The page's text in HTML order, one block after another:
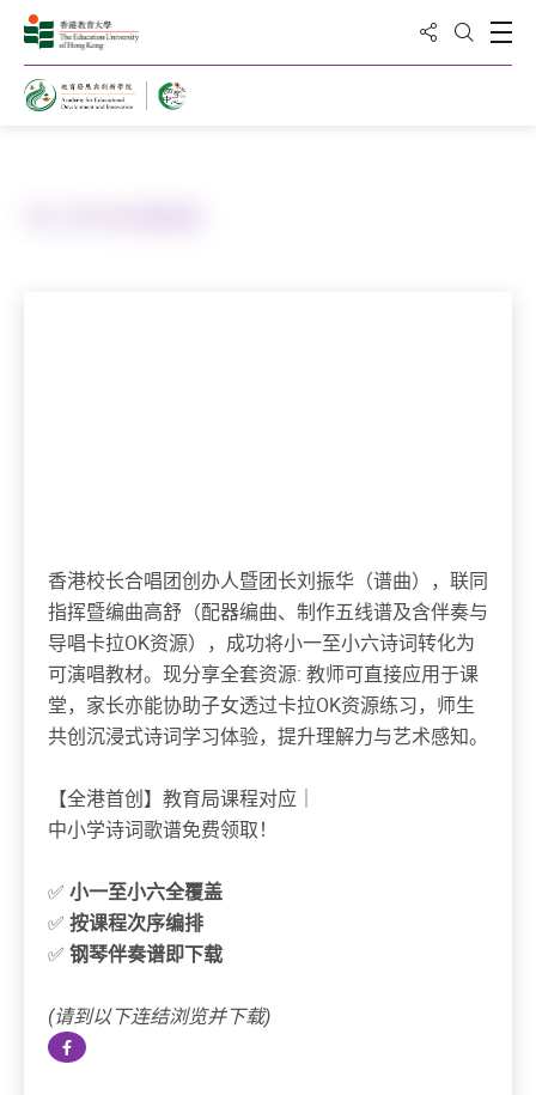
分享到打开搜
打
香港校长合唱团创办人暨团长刘振华（谱曲），联同
指挥暨编曲高舒（配器编曲、制作五线谱及含伴奏与
导唱卡拉OK资源），成功将小一至小六诗词转化为
可演唱教材。现分享全套资源: 教师可直接应用于课
堂，家长亦能协助子女透过卡拉OK资源练习，师生
共创沉浸式诗词学习体验，提升理解力与艺术感知。
【全港首创】教育局课程对应｜
中小学诗词歌谱免费领取！
✅ 小一至小六全覆盖
✅ 按课程次序编排
✅ 钢琴伴奏谱即下载
(请到以下连结浏览并下载)